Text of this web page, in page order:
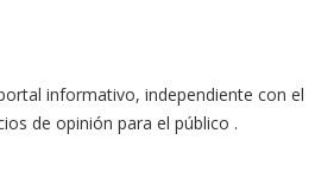
informativo, independiente con el
de opinión para el público .